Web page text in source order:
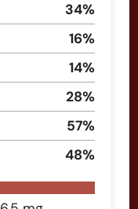
34%
16%
14%
28%
57%
48%